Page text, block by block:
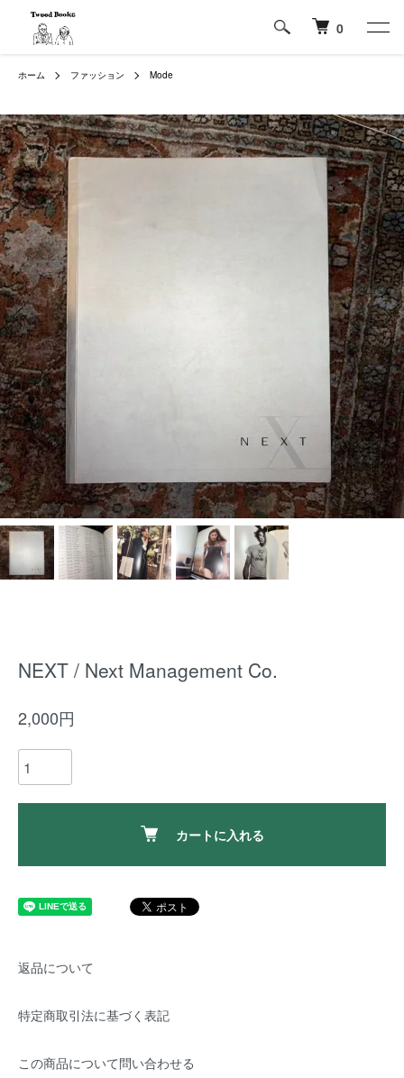
0
ホーム ファッション Mode
NEXT / Next Management Co.
2,000円
カートに入れる
返品について
特定商取引法に基づく表記
この商品について問い合わせる